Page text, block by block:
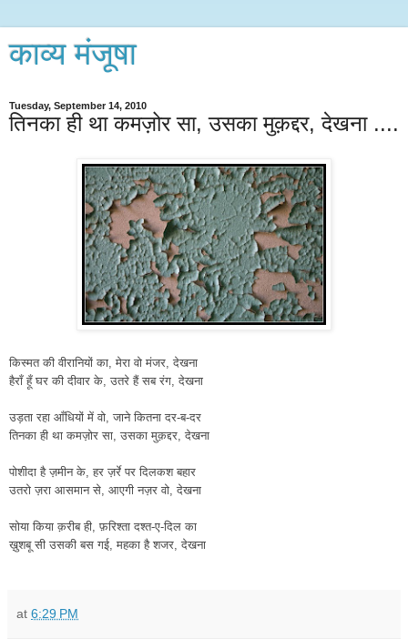
काव्य मंजूषा
Tuesday, September 14, 2010
तिनका ही था कमज़ोर सा, उसका मुक़द्दर, देखना ....
किस्मत की वीरानियों का, मेरा वो मंजर, देखना
हैराँ हूँ घर की दीवार के, उतरे हैं सब रंग, देखना
उड़ता रहा आँधियों में वो, जाने कितना दर-ब-दर
तिनका ही था कमज़ोर सा, उसका मुक़द्दर, देखना
पोशीदा है ज़मीन के, हर ज़र्रे पर दिलकश बहार
उतरो ज़रा आसमान से, आएगी नज़र वो, देखना
सोया किया क़रीब ही, फ़रिश्ता दश्त-ए-दिल का
ख़ुशबू सी उसकी बस गई, महका है शजर, देखना
at 6:29 PM